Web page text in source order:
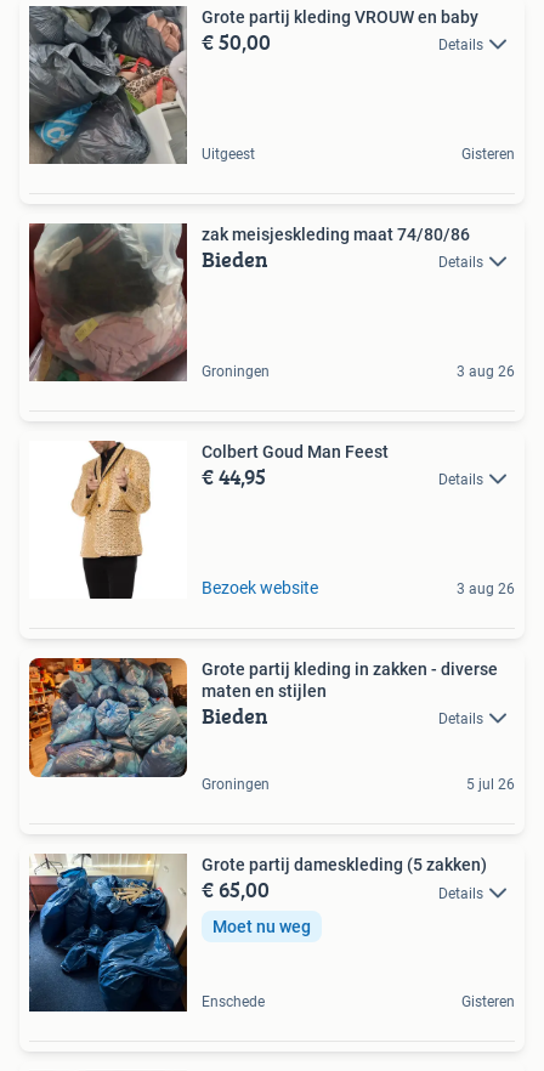
Grote partij kleding VROUW en baby
€ 50,00 Details
Uitgeest Gisteren
zak meisjeskleding maat 74/80/86
Bieden Details
Groningen 3 aug 26
Colbert Goud Man Feest
€ 44,95 Details
Bezoek website 3 aug 26
Grote partij kleding in zakken - diverse
maten en stijlen
Bieden Details
Groningen 5 jul 26
Grote partij dameskleding (5 zakken)
€ 65,00 Details
Moet nu weg
Enschede Gisteren